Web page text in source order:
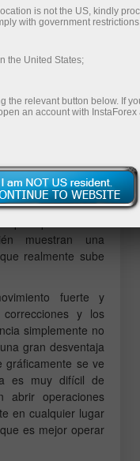
operar con
de agosto
ICT.
pesar de la gran
recientemente
necesidad de
un nuevo y fuerte
actualmente en
muestran una
realmente sube
fuerte y
y los
simplemente no
gran desventaja
gráficamente se ve
es muy difícil de
abrir operaciones
en cualquier lugar
es mejor operar
is not the US, kindly
with government
the United States;
the relevant button below. If
an account with InstaForex